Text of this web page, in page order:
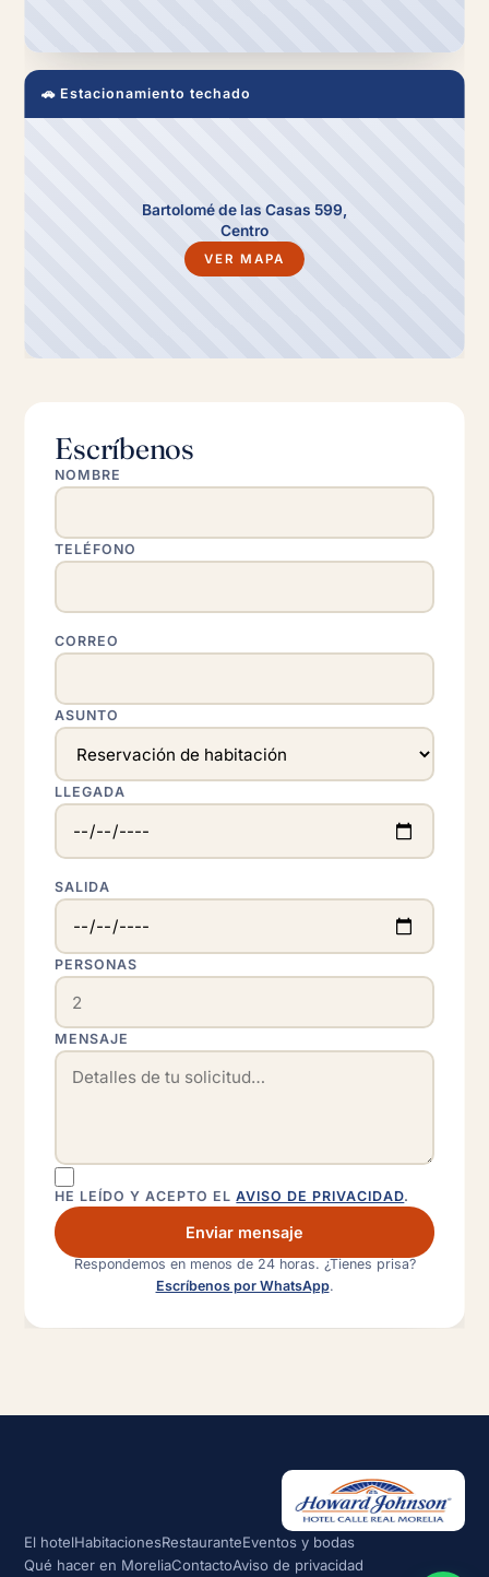
🚗 Estacionamiento techado
Bartolomé de las Casas 599,
Centro
VER MAPA
Escríbenos
NOMBRE
TELÉFONO
CORREO
ASUNTO
LLEGADA
SALIDA
PERSONAS
MENSAJE
HE LEÍDO Y ACEPTO ELAVISO DE PRIVACIDAD.
Enviar mensaje
Respondemos en menos de 24 horas. ¿Tienes prisa?
Escríbenos por WhatsApp.
El hotelHabitacionesRestauranteEventos y bodas
Qué hacer en MoreliaContactoAviso de privacidad